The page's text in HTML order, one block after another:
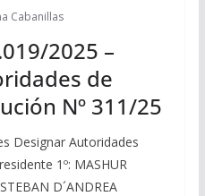
Cabanillas
2025 –
de
Nº 311/25
Designar Autoridades
1º: MASHUR
D´ANDREA